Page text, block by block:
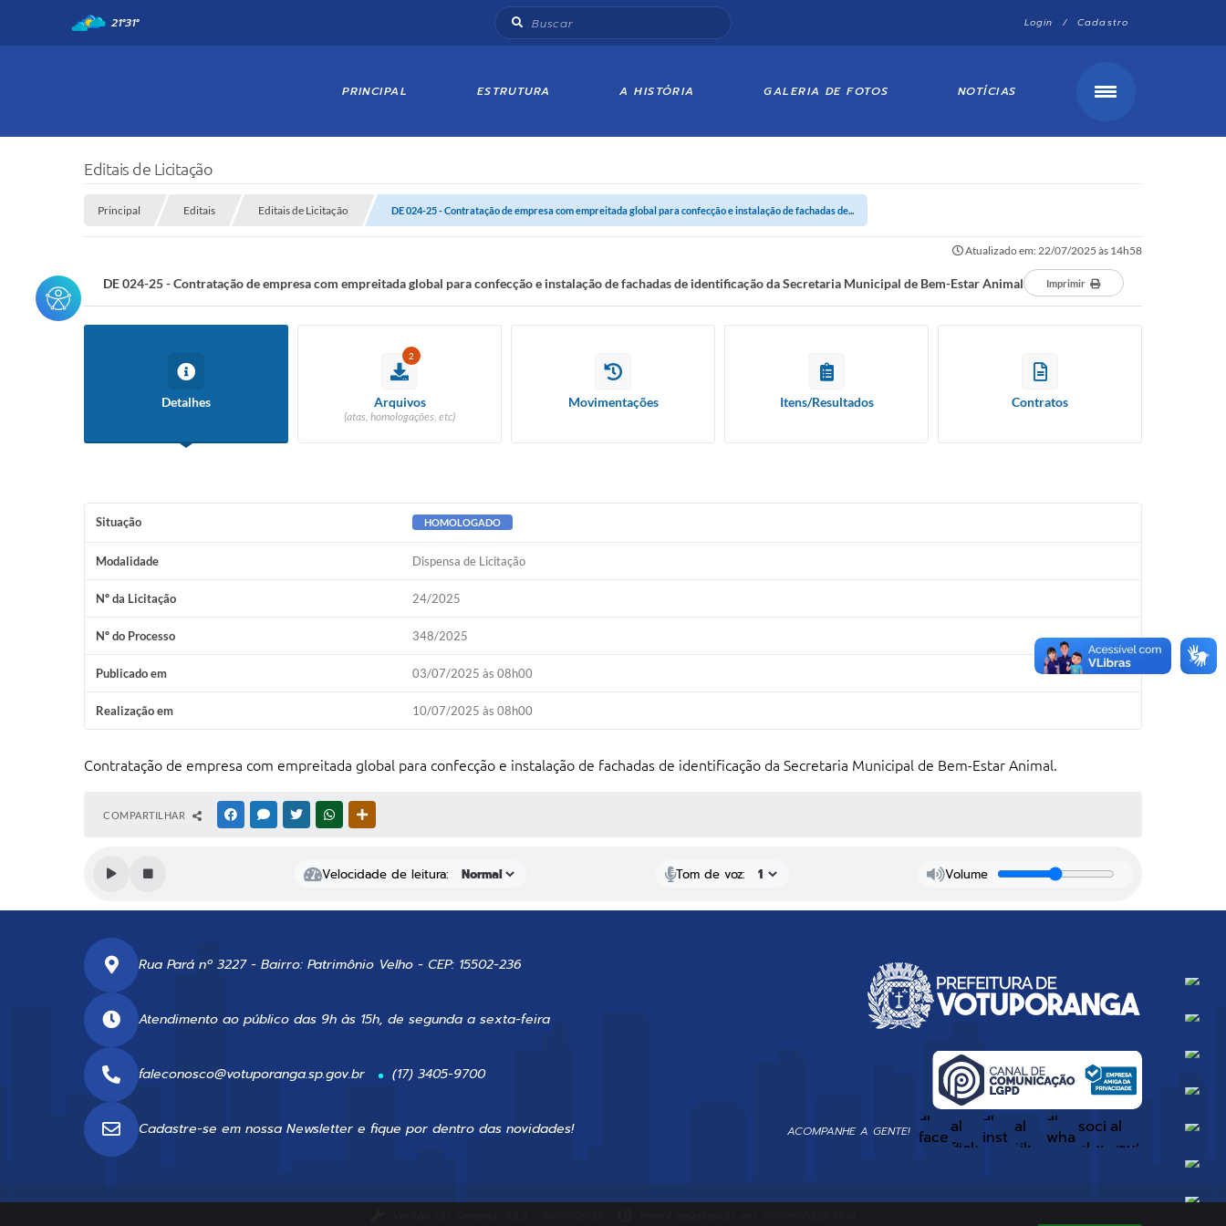
Login / Cadastro
21°31°
PRINCIPAL ESTRUTURA A HISTÓRIA GALERIA DE FOTOS NOTÍCIAS
Editais de Licitação
Principal Editais Editais de Licitação DE 024-25 - Contratação de empresa com empreitada global para confecção e instalação de fachadas de...
Atualizado em: 22/07/2025 às 14h58
DE 024-25 - Contratação de empresa com empreitada global para confecção e instalação de fachadas de identificação da Secretaria Municipal de Bem-Estar Animal Imprimir
Detalhes
2
Arquivos
(atas, homologações, etc)
Movimentações Itens/Resultados Contratos
Situação HOMOLOGADO
Modalidade Dispensa de Licitação
Nº da Licitação 24/2025
Nº do Processo 348/2025
Publicado em 03/07/2025 às 08h00
Realização em 10/07/2025 às 08h00
Contratação de empresa com empreitada global para confecção e instalação de fachadas de identificação da Secretaria Municipal de Bem-Estar Animal.
COMPARTILHAR FACEBOOKMESSENGER
TWITTERWHATSAPP
Velocidade de leitura: Tom de voz: Volume
Rua Pará nº 3227 - Bairro: Patrimônio Velho - CEP: 15502-236
Atendimento ao público das 9h às 15h, de segunda a sexta-feira
faleconosco@votuporanga.sp.gov.br (17) 3405-9700
Cadastre-se em nossa Newsletter e fique por dentro das novidades! ACOMPANHE A GENTE!